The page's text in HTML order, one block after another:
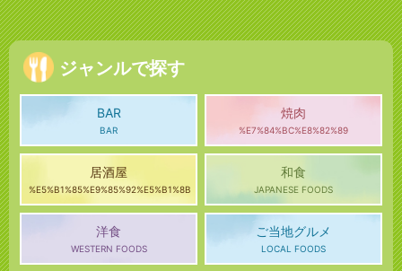
ジャンルで探す
BAR
BAR
焼肉
%E7%84%BC%E8%82%89
居酒屋
%E5%B1%85%E9%85%92%E5%B1%8B
和食
JAPANESE FOODS
洋食
WESTERN FOODS
ご当地グルメ
LOCAL FOODS